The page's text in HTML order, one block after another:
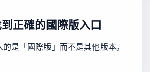
正確的國際版入口
是「國際版」而不是其他版本。